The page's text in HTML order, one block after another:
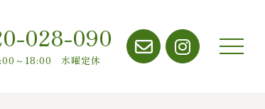
028-090
～18:00 水曜定休
メニ